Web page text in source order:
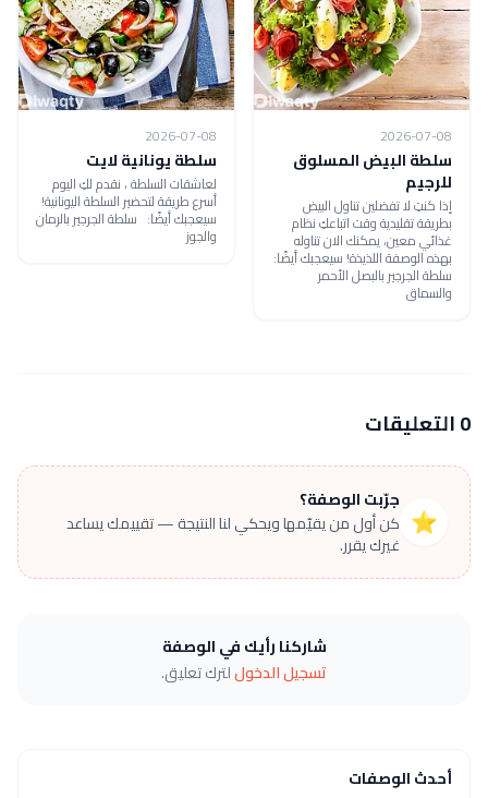
2026-07-08
سلطة البيض المسلوق
للرجيم
إذا كنتِ لا تفضلين تناول البيض
بطريقة تقليدية وقت اتباعكِ نظام
غذائي معين، يمكنك الان تناوله
بهذه الوصفة اللذيذة! سيعجبك أيضًا:
سلطة الجرجير بالبصل الأحمر
والسماق
2026-07-08
سلطة يونانية لايت
لعاشقات السلطة ، نقدم لكِ اليوم
أسرع طريقة لتحضير السلطة اليونانية!
سيعجبك أيضًا: سلطة الجرجير بالرمان
والجوز
0 التعليقات
⭐
جرّبت الوصفة؟
كن أول من يقيّمها ويحكي لنا النتيجة — تقييمك يساعد
غيرك يقرر.
شاركنا رأيك في الوصفة
تسجيل الدخوللترك تعليق.
أحدث الوصفات